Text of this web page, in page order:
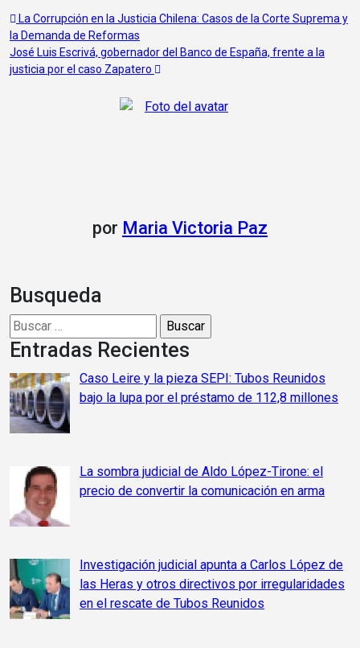
Navegación
de
entradas
La Corrupción en la Justicia Chilena: Casos de la Corte Suprema y
la Demanda de Reformas
José Luis Escrivá, gobernador del Banco de España, frente a la
justicia por el caso Zapatero
por Maria Victoria Paz
Busqueda
Buscar:
Entradas Recientes
Caso Leire y la pieza SEPI: Tubos Reunidos
bajo la lupa por el préstamo de 112,8 millones
La sombra judicial de Aldo López-Tirone: el
precio de convertir la comunicación en arma
Investigación judicial apunta a Carlos López de
las Heras y otros directivos por irregularidades
en el rescate de Tubos Reunidos